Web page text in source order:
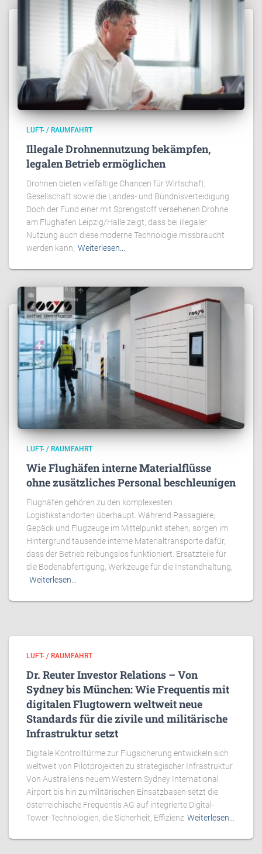
LUFT- / RAUMFAHRT
Illegale Drohnennutzung bekämpfen,
legalen Betrieb ermöglichen
Drohnen bieten vielfältige Chancen für Wirtschaft,
Gesellschaft sowie die Landes- und Bündnisverteidigung.
Doch der Fund einer mit Sprengstoff versehenen Drohne
am Flughafen Leipzig/Halle zeigt, dass bei illegaler
Nutzung auch diese moderne Technologie missbraucht
werden kann, Weiterlesen…
LUFT- / RAUMFAHRT
Wie Flughäfen interne Materialflüsse
ohne zusätzliches Personal beschleunigen
Flughäfen gehören zu den komplexesten
Logistikstandorten überhaupt. Während Passagiere,
Gepäck und Flugzeuge im Mittelpunkt stehen, sorgen im
Hintergrund tausende interne Materialtransporte dafür,
dass der Betrieb reibungslos funktioniert. Ersatzteile für
die Bodenabfertigung, Werkzeuge für die Instandhaltung,
Weiterlesen…
LUFT- / RAUMFAHRT
Dr. Reuter Investor Relations – Von
Sydney bis München: Wie Frequentis mit
digitalen Flugtowern weltweit neue
Standards für die zivile und militärische
Infrastruktur setzt
Digitale Kontrolltürme zur Flugsicherung entwickeln sich
weltweit von Pilotprojekten zu strategischer Infrastruktur.
Von Australiens neuem Western Sydney International
Airport bis hin zu militärischen Einsatzbasen setzt die
österreichische Frequentis AG auf integrierte Digital-
Tower-Technologien, die Sicherheit, Effizienz Weiterlesen…